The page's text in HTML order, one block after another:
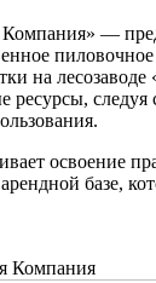
Компания» —
на
ресурсы, следуя
освоение
базе,